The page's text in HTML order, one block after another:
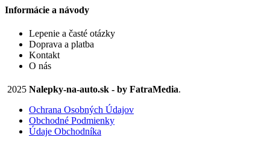
Informácie a návody
Lepenie a časté otázky
Doprava a platba
Kontakt
O nás
2025 Nalepky-na-auto.sk - by FatraMedia.
Ochrana Osobných Údajov
Obchodné Podmienky
Údaje Obchodníka